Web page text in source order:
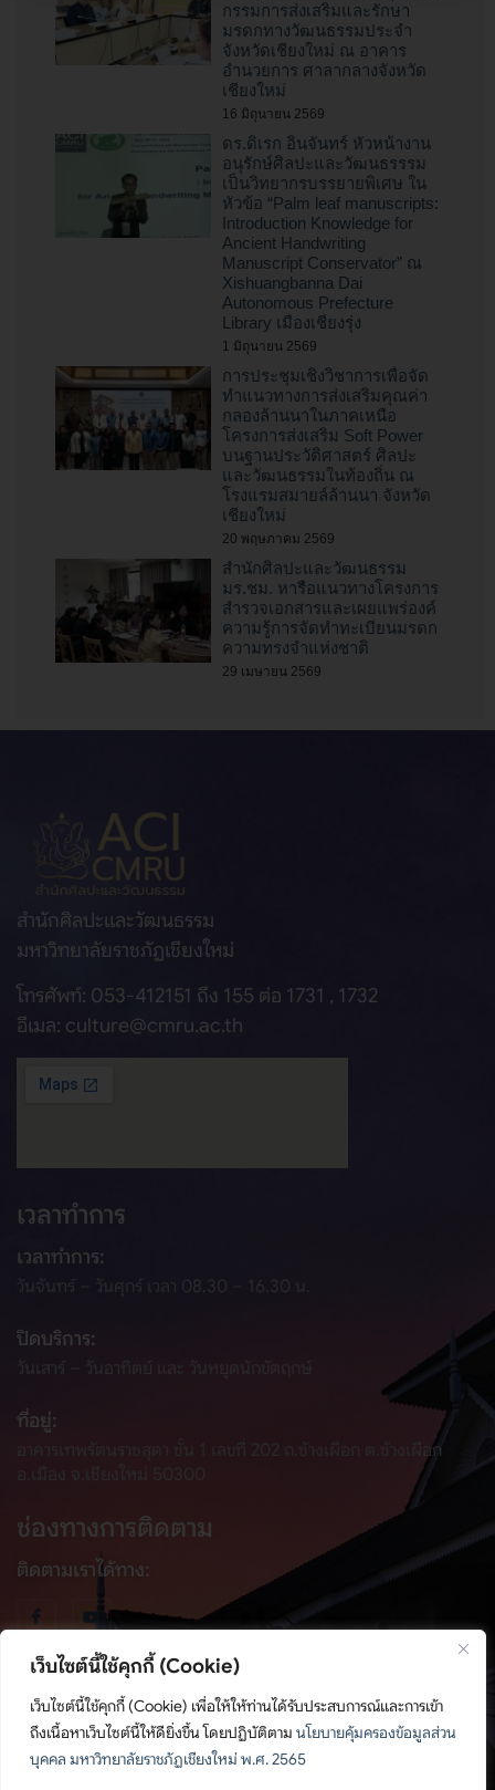
เว็บไซต์นี้ใช้คุกกี้ (Cookie)
เว็บไซต์นี้ใช้คุกกี้ (Cookie) เพื่อให้ให้ท่านได้รับประสบการณ์และการเข้า
ถึงเนื้อหาเว็บไซต์นี้ให้ดียิ่งขึ้น โดยปฏิบัติตาม นโยบายคุ้มครองข้อมูลส่วน
บุคคล มหาวิทยาลัยราชภัฏเชียงใหม่ พ.ศ. 2565
กรรมการส่งเสริมและรักษา
มรดกทางวัฒนธรรมประจำ
จังหวัดเชียงใหม่ ณ อาคาร
อำนวยการ ศาลากลางจังหวัด
เชียงใหม่
16 มิถุนายน 2569
ดร.ดิเรก อินจันทร์ หัวหน้างาน
อนุรักษ์ศิลปะและวัฒนธรรรม
เป็นวิทยากรบรรยายพิเศษ ใน
หัวข้อ “Palm leaf manuscripts:
Introduction Knowledge for
Ancient Handwriting
Manuscript Conservator” ณ
Xishuangbanna Dai
Autonomous Prefecture
Library เมืองเชียงรุ่ง
1 มิถุนายน 2569
การประชุมเชิงวิชาการเพื่อจัด
ทำแนวทางการส่งเสริมคุณค่า
กลองล้านนาในภาคเหนือ
โครงการส่งเสริม Soft Power
บนฐานประวัติศาสตร์ ศิลปะ
และวัฒนธรรมในท้องถิ่น ณ
โรงแรมสมายล์ล้านนา จังหวัด
เชียงใหม่
20 พฤษภาคม 2569
สำนักศิลปะและวัฒนธรรม
มร.ชม. หารือแนวทางโครงการ
สำรวจเอกสารและเผยแพร่องค์
ความรู้การจัดทำทะเบียนมรดก
ความทรงจำแห่งชาติ
29 เมษายน 2569
สำนักศิลปะและวัฒนธรรม
มหาวิทยาลัยราชภัฏเชียงใหม่
โทรศัพท์: 053-412151 ถึง 155 ต่อ 1731 , 1732
อีเมล: culture@cmru.ac.th
เวลาทำการ
เวลาทำการ:
วันจันทร์ – วันศุกร์ เวลา 08.30 – 16.30 น.
ปิดบริการ:
ที่อยู่:
อาคารเทพรัตนราชสุดา ชั้น 1 เลขที่ 202 ถ.ช้างเผือก ต.ช้างเผือก
ช่องทางการติดตาม
ติดตามเราได้ทาง:
© สงวนลิขสิทธิ์ พ.ศ. 2567, สำนักศิลปะและวัฒนธรรม มหาวิทยาลัย